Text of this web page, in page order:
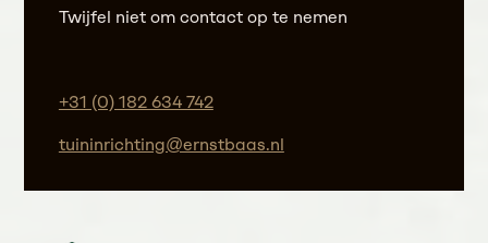
Twijfel niet om contact op te nemen
+31 (0) 182 634 742
tuininrichting@ernstbaas.nl